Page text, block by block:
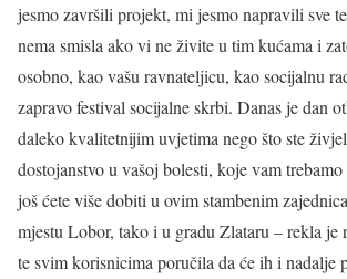
jesmo završili projekt, mi jesmo napravili sve
nema smisla ako vi ne živite u tim kućama i
osobno, kao vašu ravnateljicu, kao socijalnu
zapravo festival socijalne skrbi. Danas je dan
daleko kvalitetnijim uvjetima nego što ste
dostojanstvo u vašoj bolesti, koje vam
još ćete više dobiti u ovim stambenim
mjestu Lobor, tako i u gradu Zlataru – rekla je
te svim korisnicima poručila da će ih i nadalje